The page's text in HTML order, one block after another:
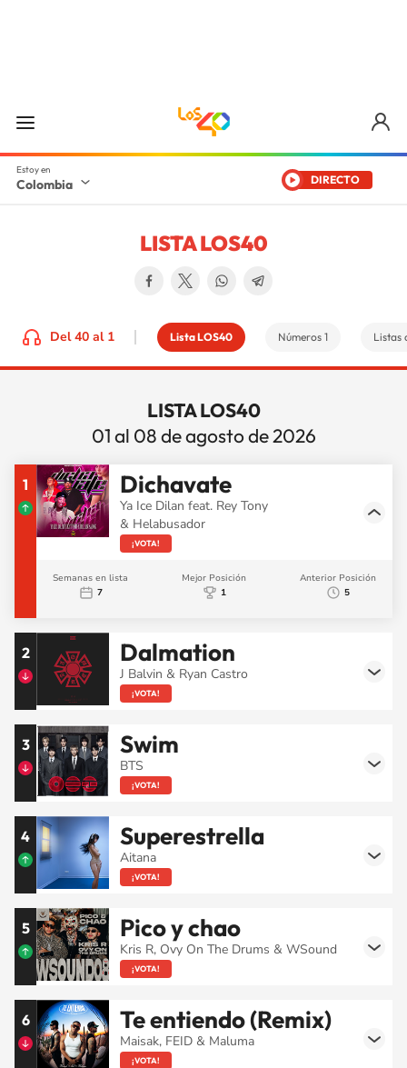
Colombia DIRECTO
LISTA LOS40
Del 40 al 1 Lista LOS40 Números 1 Listas
LISTA LOS40
01 al 08 de agosto de 2026
1 Dichavate
Ya Ice Dilan feat. Rey Tony
& Helabusador
¡VOTA!
Semanas en lista
7
Mejor Posición
1
Anterior Posición
5
2 Dalmation
J Balvin & Ryan Castro
¡VOTA!
3 Swim
BTS
¡VOTA!
4 Superestrella
Aitana
¡VOTA!
5 Pico y chao
Kris R, Ovy On The Drums & WSound
¡VOTA!
6 Te entiendo (Remix)
Maisak, FEID & Maluma
¡VOTA!